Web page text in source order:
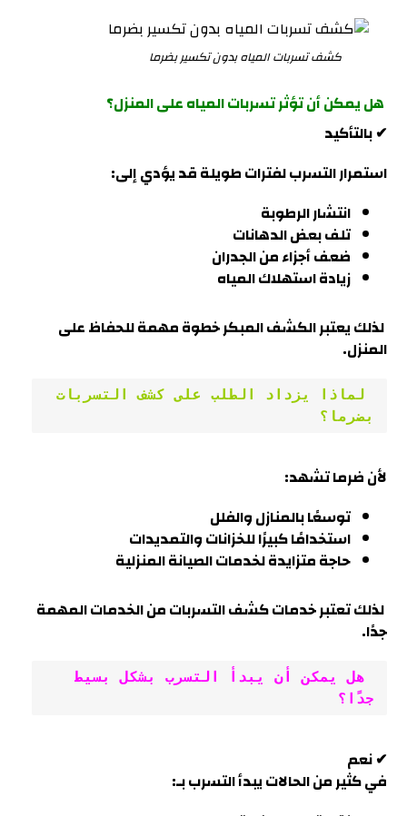
كشف تسربات المياه بدون تكسير بضرما
هل يمكن أن تؤثر تسربات المياه على المنزل؟
✔ بالتأكيد
استمرار التسرب لفترات طويلة قد يؤدي إلى:
انتشار الرطوبة
تلف بعض الدهانات
ضعف أجزاء من الجدران
زيادة استهلاك المياه
لذلك يعتبر الكشف المبكر خطوة مهمة للحفاظ على
المنزل.
بضرما؟
لأنضرماتشهد:
توسعًا بالمنازل والفلل
استخدامًا كبيرًا للخزانات والتمديدات
حاجة متزايدة لخدمات الصيانة المنزلية
لذلك تعتبر خدمات كشف التسربات من الخدمات المهمة
جدًا.
جدًا؟
✔ نعم
في كثير من الحالات يبدأ التسرب بـ: